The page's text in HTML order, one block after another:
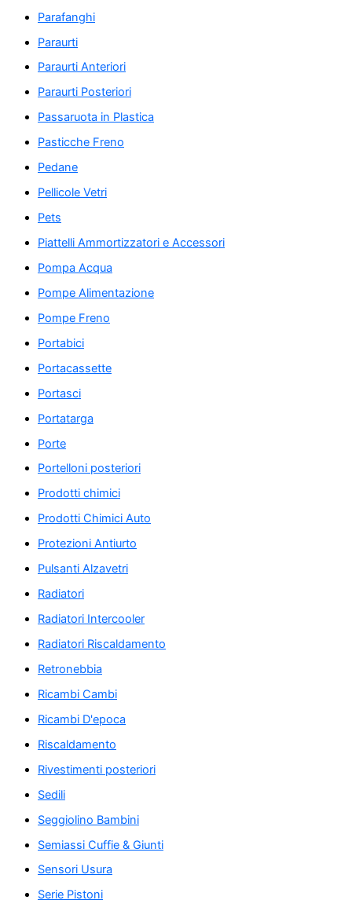
Parafanghi
Paraurti
Paraurti Anteriori
Paraurti Posteriori
Passaruota in Plastica
Pasticche Freno
Pedane
Pellicole Vetri
Pets
Piattelli Ammortizzatori e Accessori
Pompa Acqua
Pompe Alimentazione
Pompe Freno
Portabici
Portacassette
Portasci
Portatarga
Porte
Portelloni posteriori
Prodotti chimici
Prodotti Chimici Auto
Protezioni Antiurto
Pulsanti Alzavetri
Radiatori
Radiatori Intercooler
Radiatori Riscaldamento
Retronebbia
Ricambi Cambi
Ricambi D'epoca
Riscaldamento
Rivestimenti posteriori
Sedili
Seggiolino Bambini
Semiassi Cuffie & Giunti
Sensori Usura
Serie Pistoni